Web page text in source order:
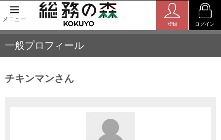
メニュー
登録 ログイン
一般プロフィール
チキンマンさん